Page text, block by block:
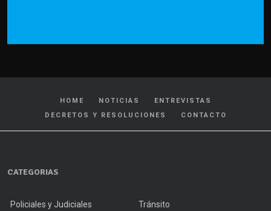
HOME NOTICIAS
ENTREVISTAS
DECRETOS Y RESOLUCIONES
CONTACTO
CATEGORIAS
Policiales y Judiciales Tránsito